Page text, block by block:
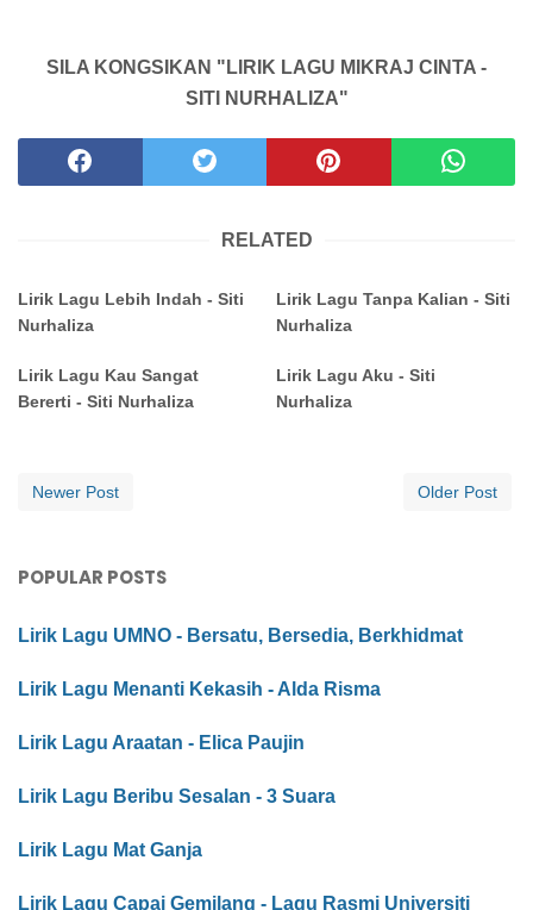
SILA KONGSIKAN "LIRIK LAGU MIKRAJ CINTA -
SITI NURHALIZA"
RELATED
Lirik Lagu Lebih Indah - Siti
Nurhaliza
Lirik Lagu Tanpa Kalian - Siti
Nurhaliza
Lirik Lagu Kau Sangat
Bererti - Siti Nurhaliza
Lirik Lagu Aku - Siti
Nurhaliza
Newer Post Older Post
POPULAR POSTS
Lirik Lagu UMNO - Bersatu, Bersedia, Berkhidmat
Lirik Lagu Menanti Kekasih - Alda Risma
Lirik Lagu Araatan - Elica Paujin
Lirik Lagu Beribu Sesalan - 3 Suara
Lirik Lagu Mat Ganja
Lirik Lagu Capai Gemilang - Lagu Rasmi Universiti